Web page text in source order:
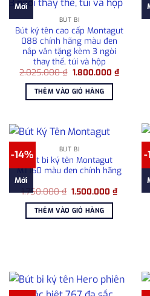
Mới
BÚT BI
Bút ký tên cao cấp Montagut
088 chính hãng màu đen
nắp vân tặng kèm 3 ngòi
thay thế, túi và hộp
2.025.000₫ Giá
là:
2.025.000 ₫.
1.800.000 ₫Giá
THÊM VÀO GIỎ HÀNG
-14%
Mới
BÚT BI
Bút bi ký tên Montagut
MT160 màu đen chính hãng
1.750.000₫ Giá
là:
1.750.000 ₫.
1.500.000₫Giá
hiện
THÊM VÀO GIỎ HÀNG
-